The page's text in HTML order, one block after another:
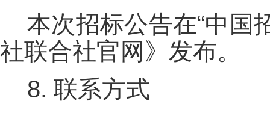
本次招标公告在“中国
社联合社官网》发布。
8. 联系方式